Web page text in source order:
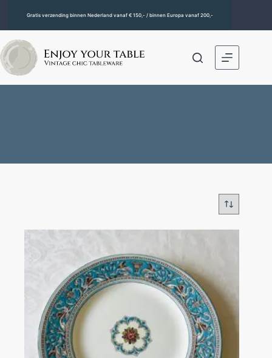
Gratis verzending binnen Nederland vanaf € 150,- / binnen Europa vanaf 200,-